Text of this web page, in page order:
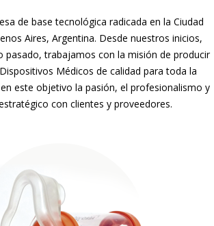
de base tecnológica radicada en la Ciudad
Aires, Argentina. Desde nuestros inicios,
pasado, trabajamos con la misión de producir
Médicos de calidad para toda la
este objetivo la pasión, el profesionalismo y
con clientes y proveedores.